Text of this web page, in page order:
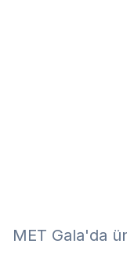
MET Gala'da